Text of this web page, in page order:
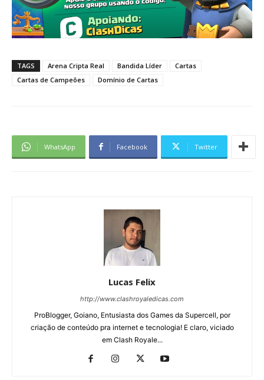
TAGS Arena Cripta Real Bandida Líder
Cartas
Cartas de Campeões
Domínio de Cartas
WhatsApp Facebook Twitter
Lucas Felix
http://www.clashroyaledicas.com
ProBlogger, Goiano, Entusiasta dos Games da Supercell, por
criação de conteúdo pra internet e tecnologia! E claro, viciado
em Clash Royale...